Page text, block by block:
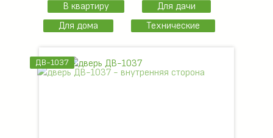
В квартиру
Для дачи
Для дома
Технические
ДВ-1037